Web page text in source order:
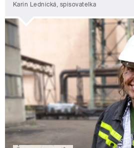
Karin Lednická, spisovatelka